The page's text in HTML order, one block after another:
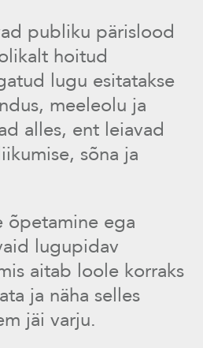
publiku pärislood
hoitud
lugu esitatakse
meeleolu ja
alles, ent leiavad
sõna ja
õpetamine ega
lugupidav
aitab loole korraks
ja näha selles
jäi varju.